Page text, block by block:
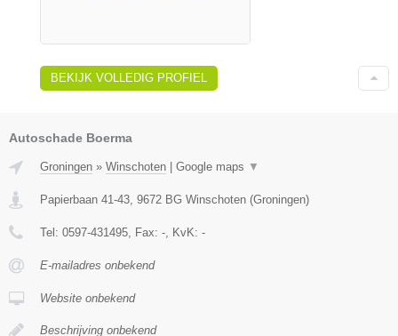
BEKIJK VOLLEDIG PROFIEL
Autoschade Boerma
Groningen » Winschoten | Google maps ▼
Papierbaan 41-43 9672 BG Winschoten (Groningen)
Tel: 0597-431495 , Fax: - , KvK: -
E-mailadres onbekend
Website onbekend
Beschrijving onbekend